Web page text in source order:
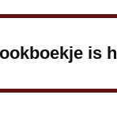
is